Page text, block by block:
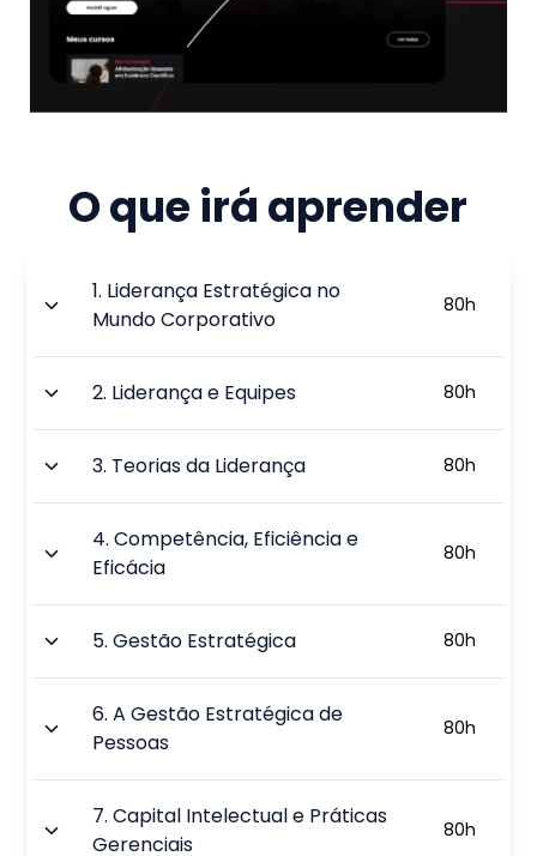
O que irá aprender
1. Liderança Estratégica no
Mundo Corporativo
80h
2. Liderança e Equipes 80h
3. Teorias da Liderança 80h
4.Competência, Eficiência e
Eficácia
80h
5.Gestão Estratégica 80h
6.A Gestão Estratégica de
Pessoas
80h
7.Capital Intelectual e Práticas
Gerenciais
80h